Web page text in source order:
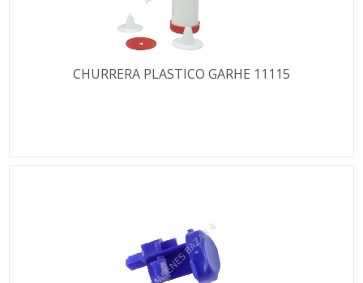
CHURRERA PLASTICO GARHE 11115